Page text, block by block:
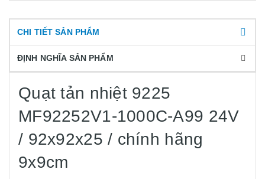
CHI TIẾT SẢN PHẨM
ĐỊNH NGHĨA SẢN PHẨM
Quạt tản nhiệt 9225
MF92252V1-1000C-A99 24V
/ 92x92x25 / chính hãng
9x9cm